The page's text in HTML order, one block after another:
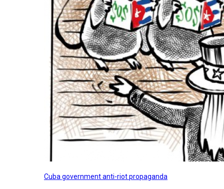
Cuba government anti-riot propaganda